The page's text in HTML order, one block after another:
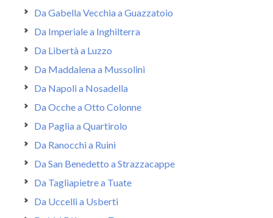
Da Gabella Vecchia a Guazzatoio
Da Imperiale a Inghilterra
Da Libertà a Luzzo
Da Maddalena a Mussolini
Da Napoli a Nosadella
Da Ocche a Otto Colonne
Da Paglia a Quartirolo
Da Ranocchi a Ruini
Da San Benedetto a Strazzacappe
Da Tagliapietre a Tuate
Da Uccelli a Usberti